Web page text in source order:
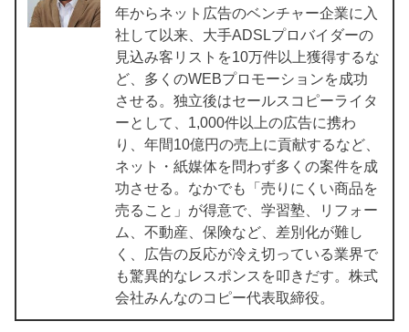
年からネット広告のベンチャー企業に入
社して以来、大手ADSLプロバイダーの
見込み客リストを10万件以上獲得するな
ど、多くのWEBプロモーションを成功
させる。独立後はセールスコピーライタ
ーとして、1,000件以上の広告に携わ
り、年間10億円の売上に貢献するなど、
ネット・紙媒体を問わず多くの案件を成
功させる。なかでも「売りにくい商品を
売ること」が得意で、学習塾、リフォー
ム、不動産、保険など、差別化が難し
く、広告の反応が冷え切っている業界で
も驚異的なレスポンスを叩きだす。株式
会社みんなのコピー代表取締役。